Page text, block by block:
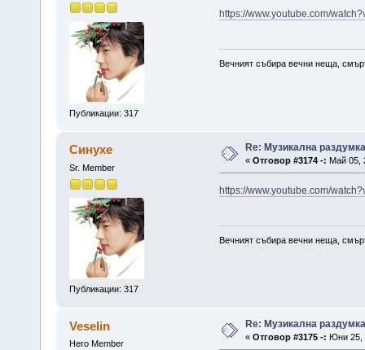
Публикации: 317
https://www.youtube.com/
Вечният събира вечни неща,
Синухе
Sr. Member
Публикации: 317
Re: Музикална раздумка
« Отговор #3174 -: Май 05,
https://www.youtube.com/
Вечният събира вечни неща,
Veselin
Hero Member
Re: Музикална раздумка
« Отговор #3175 -: Юни 25,